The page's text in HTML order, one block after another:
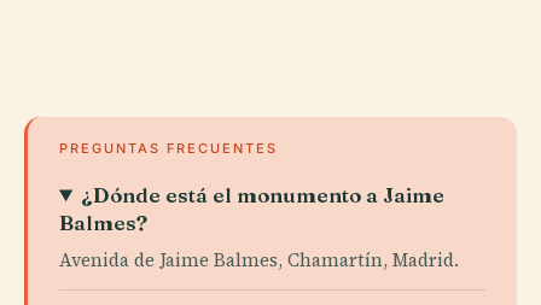
PREGUNTAS FRECUENTES
¿Dónde está el monumento a Jaime
Balmes?
Avenida de Jaime Balmes, Chamartín, Madrid.